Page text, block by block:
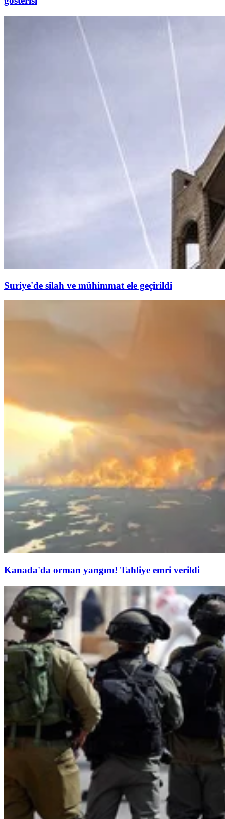
Suriye'de silah ve mühimmat ele geçirildi
Kanada'da orman yangını! Tahliye emri verildi